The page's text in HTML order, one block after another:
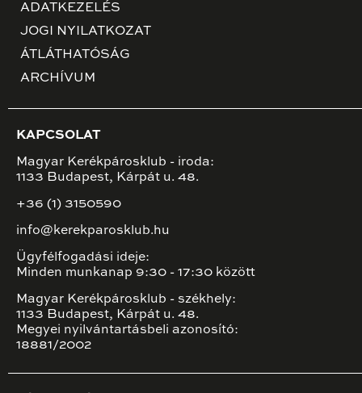
ADATKEZELÉS
JOGI NYILATKOZAT
ÁTLÁTHATÓSÁG
ARCHÍVUM
KAPCSOLAT
Magyar Kerékpárosklub - iroda:
1133 Budapest, Kárpát u. 48.
+36 (1) 3150590
info@kerekparosklub.hu
Ügyfélfogadási ideje:
Minden munkanap 9:30 - 17:30 között
Magyar Kerékpárosklub - székhely:
1133 Budapest, Kárpát u. 48.
Megyei nyilvántartásbeli azonosító:
18881/2002